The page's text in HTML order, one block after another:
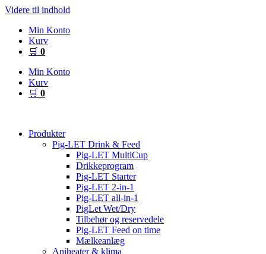
Videre til indhold
Min Konto
Kurv
🛒 0
Min Konto
Kurv
🛒 0
Produkter
Pig-LET Drink & Feed
Pig-LET MultiCup
Drikkeprogram
Pig-LET Starter
Pig-LET 2-in-1
Pig-LET all-in-1
PigLet Wet/Dry
Tilbehør og reservedele
Pig-LET Feed on time
Mælkeanlæg
Aniheater & klima